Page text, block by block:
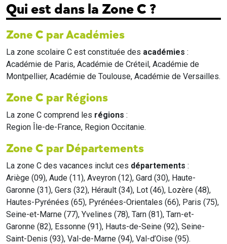
Qui est dans la Zone C ?
Zone C par Académies
La zone scolaire C est constituée des académies :
Académie de Paris, Académie de Créteil, Académie de
Montpellier, Académie de Toulouse, Académie de Versailles.
Zone C par Régions
La zone C comprend les régions :
Region Île-de-France, Region Occitanie.
Zone C par Départements
La zone C des vacances inclut ces départements :
Ariège (09), Aude (11), Aveyron (12), Gard (30), Haute-
Garonne (31), Gers (32), Hérault (34), Lot (46), Lozère (48),
Hautes-Pyrénées (65), Pyrénées-Orientales (66), Paris (75),
Seine-et-Marne (77), Yvelines (78), Tarn (81), Tarn-et-
Garonne (82), Essonne (91), Hauts-de-Seine (92), Seine-
Saint-Denis (93), Val-de-Marne (94), Val-d’Oise (95).